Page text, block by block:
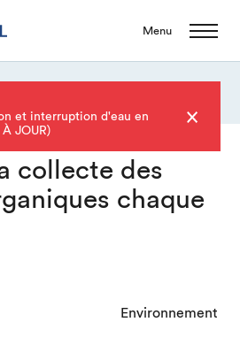
Menu
et interruption d'eau en
JOUR)
collecte des
chaque
Environnement